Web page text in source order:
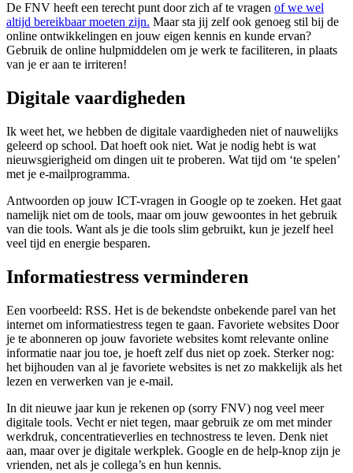
De FNV heeft een terecht punt door zich af te vragen of we wel
altijd bereikbaar moeten zijn. Maar sta jij zelf ook genoeg stil bij de
online ontwikkelingen en jouw eigen kennis en kunde ervan?
Gebruik de online hulpmiddelen om je werk te faciliteren, in plaats
van je er aan te irriteren!
Digitale vaardigheden
Ik weet het, we hebben de digitale vaardigheden niet of nauwelijks
geleerd op school. Dat hoeft ook niet. Wat je nodig hebt is wat
nieuwsgierigheid om dingen uit te proberen. Wat tijd om ‘te spelen’
met je e-mailprogramma.
Antwoorden op jouw ICT-vragen in Google op te zoeken. Het gaat
namelijk niet om de tools, maar om jouw gewoontes in het gebruik
van die tools. Want als je die tools slim gebruikt, kun je jezelf heel
veel tijd en energie besparen.
Informatiestress verminderen
Een voorbeeld: RSS. Het is de bekendste onbekende parel van het
internet om informatiestress tegen te gaan. Favoriete websites Door
je te abonneren op jouw favoriete websites komt relevante online
informatie naar jou toe, je hoeft zelf dus niet op zoek. Sterker nog:
het bijhouden van al je favoriete websites is net zo makkelijk als het
lezen en verwerken van je e-mail.
In dit nieuwe jaar kun je rekenen op (sorry FNV) nog veel meer
digitale tools. Vecht er niet tegen, maar gebruik ze om met minder
werkdruk, concentratieverlies en technostress te leven. Denk niet
aan, maar over je digitale werkplek. Google en de help-knop zijn je
vrienden, net als je collega’s en hun kennis.